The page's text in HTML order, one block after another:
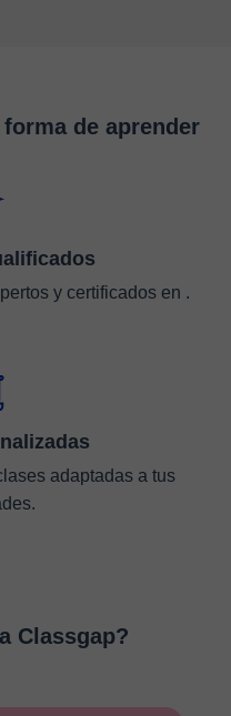
de aprender
y certificados en .
adaptadas a tus
Classgap?